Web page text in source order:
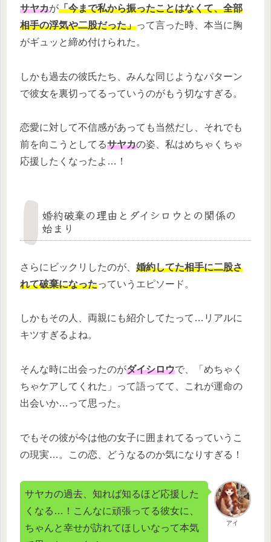
サヤカが「今まで私から振ったことはなくて、全部
相手の浮気や二股だった」って言った時、本当に胸
がギュッと締め付けられた。
しかも過去の彼氏たち、みんな同じようなパターン
で彼女を裏切ってるっていうのがもう切なすぎる。
恋愛に対して不信感があっても当然だし、それでも
前を向こうとしてるサヤカの姿、私はめちゃくちゃ
応援したくなったよ…！
婚約破棄の理由とダイシロウとの関係の
始まり
さらにビックリしたのが、 婚約してた相手に二股さ
れて破棄になったっていうエピソード。
しかもその人、両親にも紹介してたって…リアルに
キツすぎるよね。
そんな時に出会ったのがダイシロウで、「めちゃく
ちゃケアしてくれた」って語ってて、これが運命の
出会いか…って思った。
でもその彼が今は他の女子に囲まれてるっていうこ
の現実…。この恋、どうなるのか気になりすぎる！
アイ
サヤカの過去、知れば知るほど応援した
くなる…！こんなに頑張ってる彼女に、
ちゃんと幸せが訪れてほしいなって本気